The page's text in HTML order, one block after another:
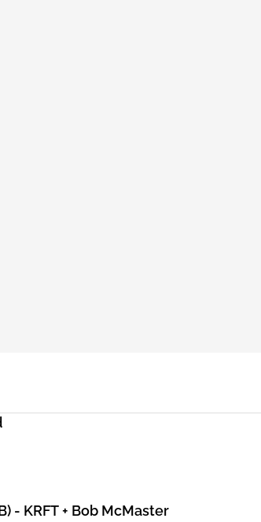
- KRFT + Bob McMaster